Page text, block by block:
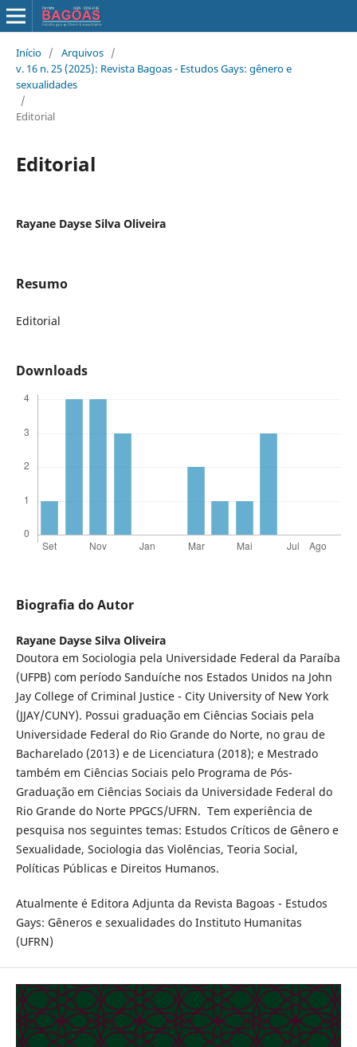
Início / Arquivos /
v. 16 n. 25 (2025): Revista Bagoas - Estudos Gays: gênero e
sexualidades
/
Editorial
Editorial
Rayane Dayse Silva Oliveira
Resumo
Editorial
Downloads
Biografia do Autor
Rayane Dayse Silva Oliveira
Doutora em Sociologia pela Universidade Federal da Paraíba
(UFPB) com período Sanduíche nos Estados Unidos na John
Jay College of Criminal Justice - City University of New York
(JJAY/CUNY). Possui graduação em Ciências Sociais pela
Universidade Federal do Rio Grande do Norte, no grau de
Bacharelado (2013) e de Licenciatura (2018); e Mestrado
também em Ciências Sociais pelo Programa de Pós-
Graduação em Ciências Sociais da Universidade Federal do
Rio Grande do Norte PPGCS/UFRN. Tem experiência de
pesquisa nos seguintes temas: Estudos Críticos de Gênero e
Sexualidade, Sociologia das Violências, Teoria Social,
Políticas Públicas e Direitos Humanos.
Atualmente é Editora Adjunta da Revista Bagoas - Estudos
Gays: Gêneros e sexualidades do Instituto Humanitas
(UFRN)